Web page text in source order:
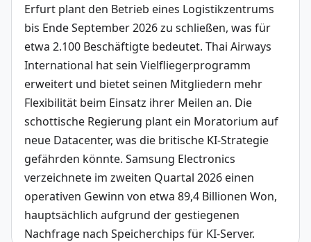
Erfurt plant den Betrieb eines Logistikzentrums
bis Ende September 2026 zu schließen, was für
etwa 2.100 Beschäftigte bedeutet. Thai Airways
International hat sein Vielfliegerprogramm
erweitert und bietet seinen Mitgliedern mehr
Flexibilität beim Einsatz ihrer Meilen an. Die
schottische Regierung plant ein Moratorium auf
neue Datacenter, was die britische KI-Strategie
gefährden könnte. Samsung Electronics
verzeichnete im zweiten Quartal 2026 einen
operativen Gewinn von etwa 89,4 Billionen Won,
hauptsächlich aufgrund der gestiegenen
Nachfrage nach Speicherchips für KI-Server.